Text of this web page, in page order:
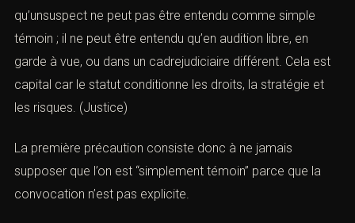
conditions légales sont réunies. Justice.fr rappelle en
effet qu’unsuspect ne peut pas être entendu comme
simple témoin ; il ne peut être entendu qu’en audition
libre, en garde à vue, ou dans un cadrejudiciaire différent.
Cela est capital car le statut conditionne les droits, la
La première précaution consiste donc à ne jamais
supposer que l’on est “simplement témoin” parce que la